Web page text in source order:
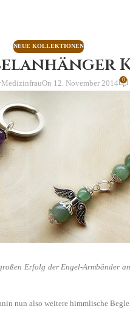
NEUE KOLLEKTIONEN
MedizinfrauOn 12. November 2014 0
Erfolg der Engel-Armbänder
nun also weitere himmlische